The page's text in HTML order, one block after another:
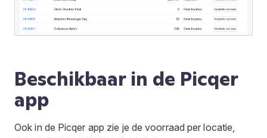
Beschikbaar in de Picqer
app
Ook in de Picqer app zie je de voorraad per locatie,